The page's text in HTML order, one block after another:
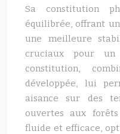
Sa constitution
équilibrée, offrant
une meilleure
cruciaux pour un
constitution,
développée, lui
aisance sur des
ouvertes aux
fluide et efficace,